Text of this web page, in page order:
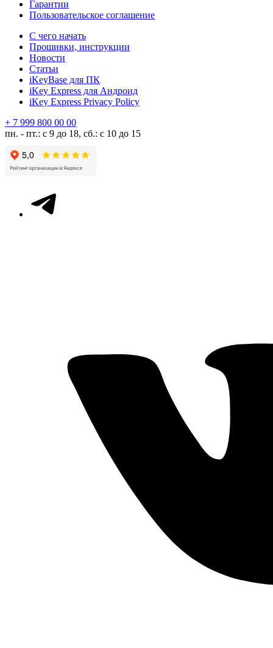
Гарантии
Пользовательское соглашение
С чего начать
Прошивки, инструкции
Новости
Статьи
iKeyBase для ПК
iKey Express для Андроид
iKey Express Privacy Policy
+ 7 999 800 00 00
пн. - пт.: с 9 до 18, сб.: с 10 до 15